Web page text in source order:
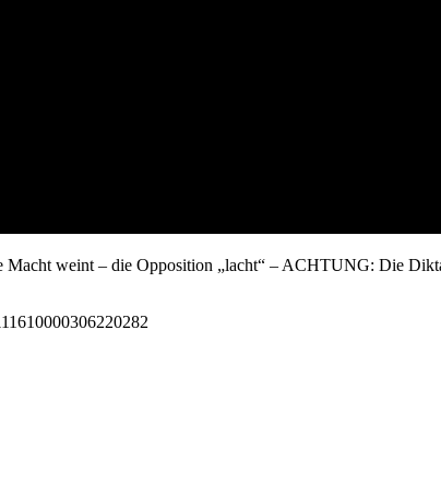
weint – die Opposition „lacht“ – ACHTUNG: Die